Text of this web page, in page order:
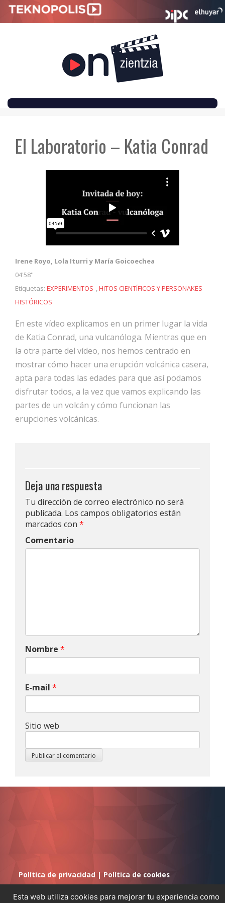
CONTENT
El Laboratorio – Katia Conrad
Irene Royo, Lola Iturri y María Goicoechea
04'58''
Etiquetas: EXPERIMENTOS ,HITOS CIENTÍFICOS Y PERSONAKES
HISTÓRICOS
En este vídeo explicamos en un primer lugar la vida
de Katia Conrad, una vulcanóloga. Mientras que en
la otra parte del vídeo, nos hemos centrado en
mostrar cómo hacer una erupción volcánica casera,
apta para todas las edades para que así podamos
disfrutar todos, a la vez que vamos explicando las
partes de un volcán y cómo funcionan las
erupciones volcánicas.
Deja una respuesta
Tu dirección de correo electrónico no será
publicada. Los campos obligatorios están
marcados con *
Comentario
Nombre *
E-mail *
Sitio web
Política de privacidad | Política de cookies
Esta web utiliza cookies para mejorar tu experiencia como